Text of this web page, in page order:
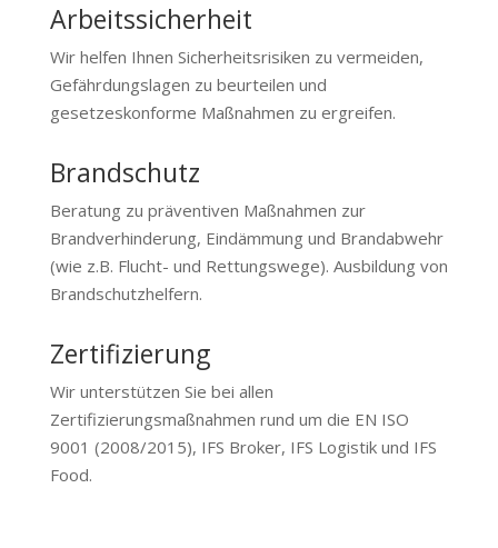
Arbeitssicherheit
Wir helfen Ihnen Sicherheitsrisiken zu vermeiden,
Gefährdungslagen zu beurteilen und
gesetzeskonforme Maßnahmen zu ergreifen.
Brandschutz
Beratung zu präventiven Maßnahmen zur
Brandverhinderung, Eindämmung und Brandabwehr
(wie z.B. Flucht- und Rettungswege). Ausbildung von
Brandschutzhelfern.
Zertifizierung
Wir unterstützen Sie bei allen
Zertifizierungsmaßnahmen rund um die EN ISO
9001 (2008/2015), IFS Broker, IFS Logistik und IFS
Food.